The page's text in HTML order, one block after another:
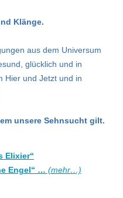
Klänge.
aus dem Universum
glücklich und in
Hier und Jetzt und in
unsere Sehnsucht gilt.
Elixier“
Engel“ … (mehr…)